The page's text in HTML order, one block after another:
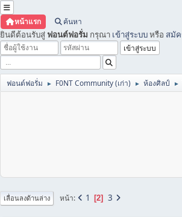
หน้าแรก ค้นหา
ยินดีต้อนรับสู่ ฟอนต์ฟอรั่ม กรุณา เข้าสู่ระบบหรือ สมั
ฟอนต์ฟอรั่ม ► F0NT Community (เก่า) ► ห้องศิลป์ ►
เลื่อนลงด้านล่าง หน้า 1 2 3